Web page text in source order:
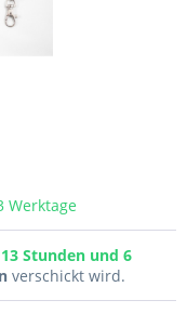
Werktage
13 Stunden und 6
verschickt wird.